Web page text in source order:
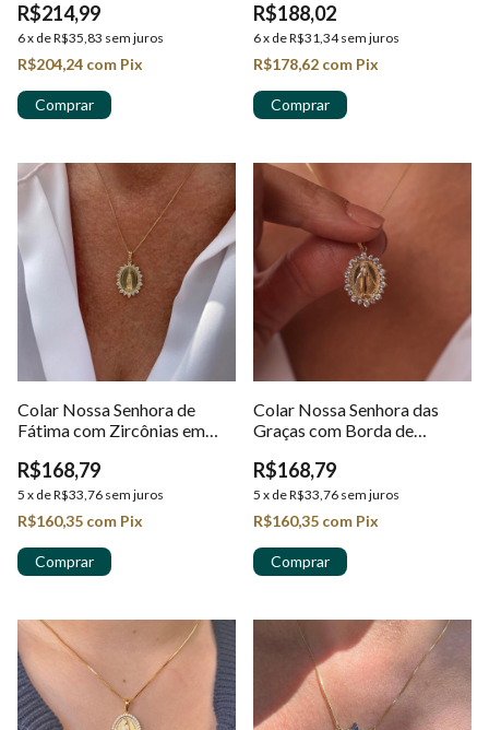
R$214,99
6x deR$35,83 sem juros
R$204,24 com Pix
R$188,02
6x deR$31,34 sem juros
R$178,62 com Pix
Colar Nossa Senhora de
Fátima com Zircônias em
R$168,79
5 x deR$33,76 sem juros
R$160,35 com Pix
Colar Nossa Senhora das
Graças com Borda de
R$168,79
5 x deR$33,76 sem juros
R$160,35 com Pix